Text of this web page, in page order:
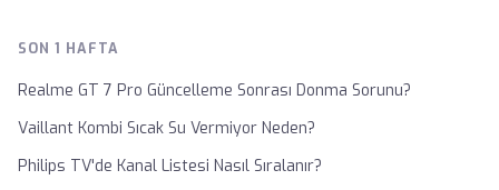
SON 1 HAFTA
Realme GT 7 Pro Güncelleme Sonrası Donma Sorunu?
Vaillant Kombi Sıcak Su Vermiyor Neden?
Philips TV'de Kanal Listesi Nasıl Sıralanır?